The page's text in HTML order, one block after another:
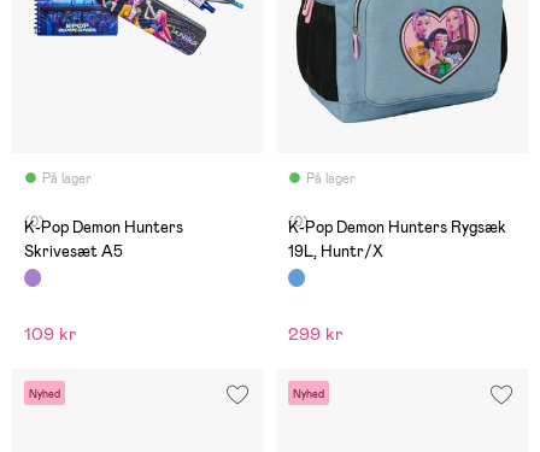
På lager
(0)
K-Pop Demon Hunters
Skrivesæt A5
109 kr
På lager
(0)
K-Pop Demon Hunters Rygsæk
19L, Huntr/X
299 kr
Nyhed Nyhed